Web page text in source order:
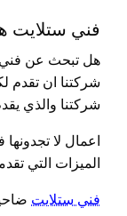
فني ستلايت
هل تبحث عن فني
شركتنا ان تقدم
شركتنا والذي
اعمال لا
الميزات التي
فني ستلايت